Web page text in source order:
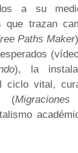
a su
que trazan
Paths Maker
), la
ciclo vital,
(Migraciones